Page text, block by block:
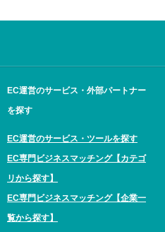
EC運営のサービス・外部パートナー
を探す
EC運営のサービス・ツールを探す
EC専門ビジネスマッチング【カテゴ
リから探す】
EC専門ビジネスマッチング【企業一
覧から探す】